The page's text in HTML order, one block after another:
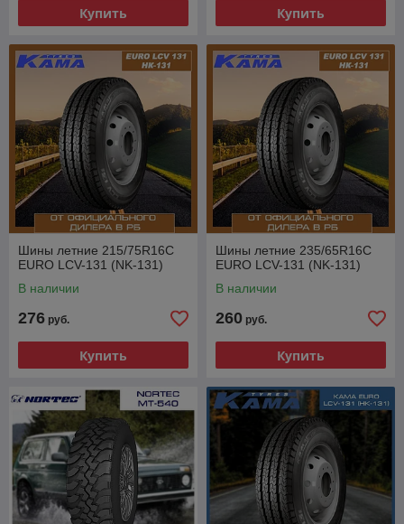
Купить Купить
Шины летние 215/75R16C
EURO LCV-131 (NK-131)
В наличии
276 руб.
Купить
Шины летние 235/65R16C
EURO LCV-131 (NK-131)
В наличии
260 руб.
Купить